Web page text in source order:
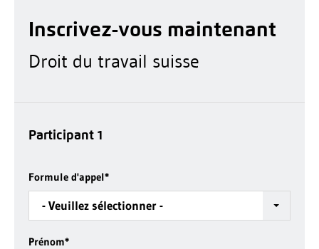
Inscrivez-vous maintenant
Droit du travail suisse
Participant 1
Formule d'appel*
- Veuillez sélectionner -
Prénom*